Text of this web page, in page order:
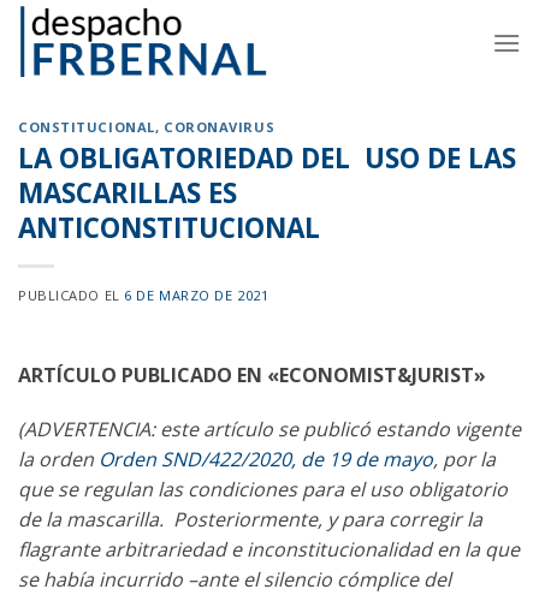
Skip
content
CONSTITUCIONAL, CORONAVIRUS
LA OBLIGATORIEDAD DEL USO DE LAS
MASCARILLAS ES
ANTICONSTITUCIONAL
PUBLICADO EL 6 DE MARZO DE 2021
ARTÍCULO PUBLICADO EN «ECONOMIST&JURIST»
(ADVERTENCIA: este artículo se publicó estando vigente
la orden Orden SND/422/2020, de 19 de mayo, por la
que se regulan las condiciones para el uso obligatorio
de la mascarilla. Posteriormente, y para corregir la
flagrante arbitrariedad e inconstitucionalidad en la que
se había incurrido –ante el silencio cómplice del